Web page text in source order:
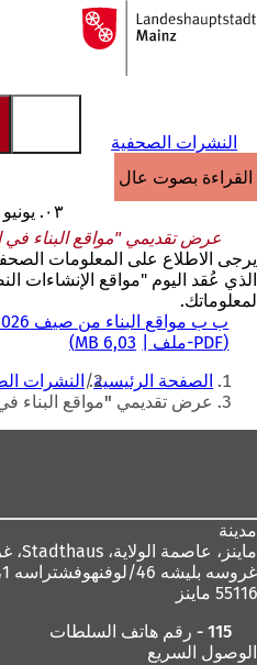
الانتقال إلى المحتوى
إلى
الصفحة
النشرات الصحفية
القراءة بصوت عالٍ
٠٣. يونيو ٢٠٢٦
عرض تقديمي "مواقع البناء في
يرجى الاطلاع على المعلومات
لمعلوماتك.
ب ب مواقع البناء من صيف 2026 الصحافة 2026
PDF-ملف 6,03 MB
أنت
هنا
الصفحة الرئيسية
النشرات
عرض تقديمي "مواقع البناء في
مدينة
ماينز، عاصمة الولاية،
غروسه بليشه 46/لوفنهوفشتراسه 1،
55116 ماينز
115 - رقم هاتف السلطات
الوصول السريع